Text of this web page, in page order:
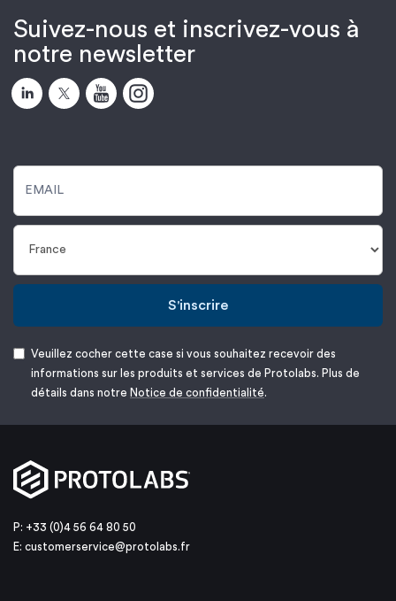
Suivez-nous et inscrivez-vous à
notre newsletter
S'inscrire
Veuillez cocher cette case si vous souhaitez recevoir des
informations sur les produits et services de Protolabs. Plus de
détails dans notre Notice de confidentialité.
P: +33 (0)4 56 64 80 50
E: customerservice@protolabs.fr